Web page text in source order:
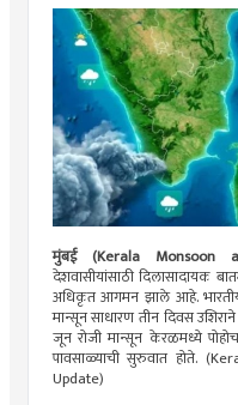
मुंबई (Kerala Monsoon
देशवासीयांसाठी दिलासादायक
अधिकृत आगमन झाले आहे. भारतीय
मान्सून साधारण तीन दिवस
जून रोजी मान्सून केरळमध्ये
पावसाळ्याची सुरुवात होते.
Update)